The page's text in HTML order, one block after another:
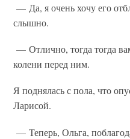
— Да, я очень хочу его
слышно.
— Отлично, тогда тогда
колени перед ним.
Я поднялась с пола, что
Ларисой.
— Теперь, Ольга,